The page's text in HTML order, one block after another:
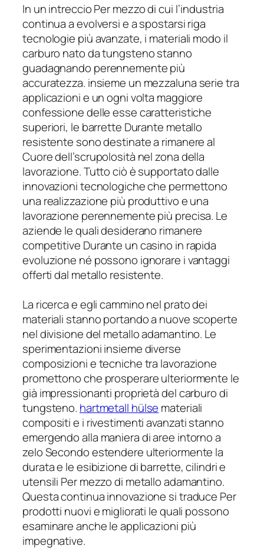
In un intreccio Per mezzo di cui l’industria
continua a evolversi e a spostarsi riga
tecnologie più avanzate, i materiali modo il
carburo nato da tungsteno stanno
guadagnando perennemente più
accuratezza. insieme un mezzaluna serie tra
applicazioni e un ogni volta maggiore
confessione delle esse caratteristiche
superiori, le barrette Durante metallo
resistente sono destinate a rimanere al
Cuore dell’scrupolosità nel zona della
lavorazione. Tutto ciò è supportato dalle
innovazioni tecnologiche che permettono
una realizzazione più produttivo e una
lavorazione perennemente più precisa. Le
aziende le quali desiderano rimanere
competitive Durante un casino in rapida
evoluzione né possono ignorare i vantaggi
offerti dal metallo resistente.
La ricerca e egli cammino nel prato dei
materiali stanno portando a nuove scoperte
nel divisione del metallo adamantino. Le
sperimentazioni insieme diverse
composizioni e tecniche tra lavorazione
promettono che prosperare ulteriormente le
già impressionanti proprietà del carburo di
tungsteno. hartmetall hülse materiali
compositi e i rivestimenti avanzati stanno
emergendo alla maniera di aree intorno a
zelo Secondo estendere ulteriormente la
durata e le esibizione di barrette, cilindri e
utensili Per mezzo di metallo adamantino.
Questa continua innovazione si traduce Per
prodotti nuovi e migliorati le quali possono
esaminare anche le applicazioni più
impegnative.